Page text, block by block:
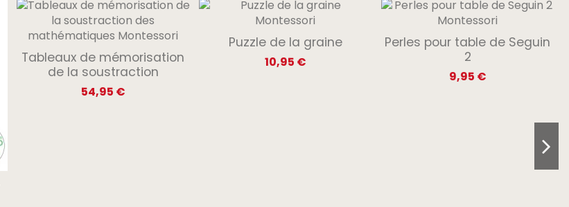
Tableaux de mémorisation
de la soustraction
54,95 €
Puzzle de la graine
10,95 €
Perles pour table de Seguin
2
9,95 €